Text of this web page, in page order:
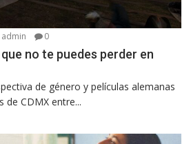
admin 0
no te puedes perder en
de género y películas alemanas
de CDMX entre...